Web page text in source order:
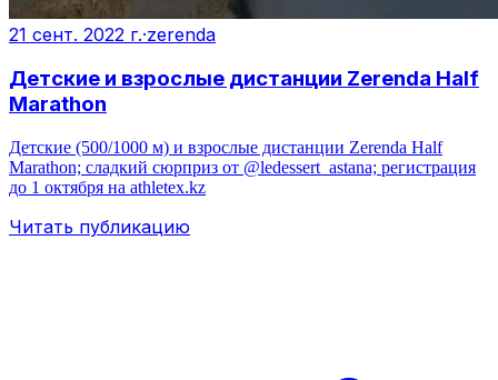
21 сент. 2022 г.·zerenda
Детские и взрослые дистанции Zerenda Half
Marathon
Детские (500/1000 м) и взрослые дистанции Zerenda Half
Marathon; сладкий сюрприз от @ledessert_astana; регистрация
до 1 октября на athletex.kz
Читать публикацию